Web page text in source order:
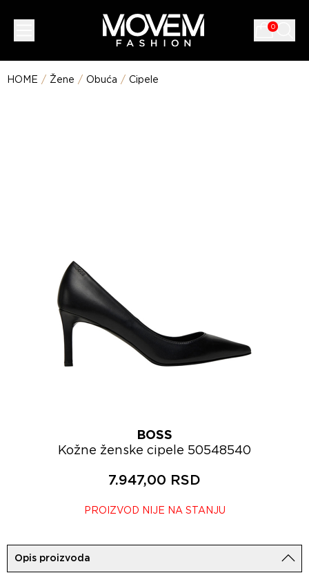
0
HOME / Žene / Obuća / Cipele
BOSS
Kožne ženske cipele 50548540
7.947,00 RSD
PROIZVOD NIJE NA STANJU
Opis proizvoda